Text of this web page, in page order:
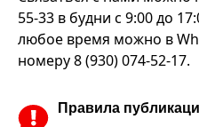
55-33 в будни с 9:00 до
любое время можно в
номеру 8 (930) 074-52-17.
Правила